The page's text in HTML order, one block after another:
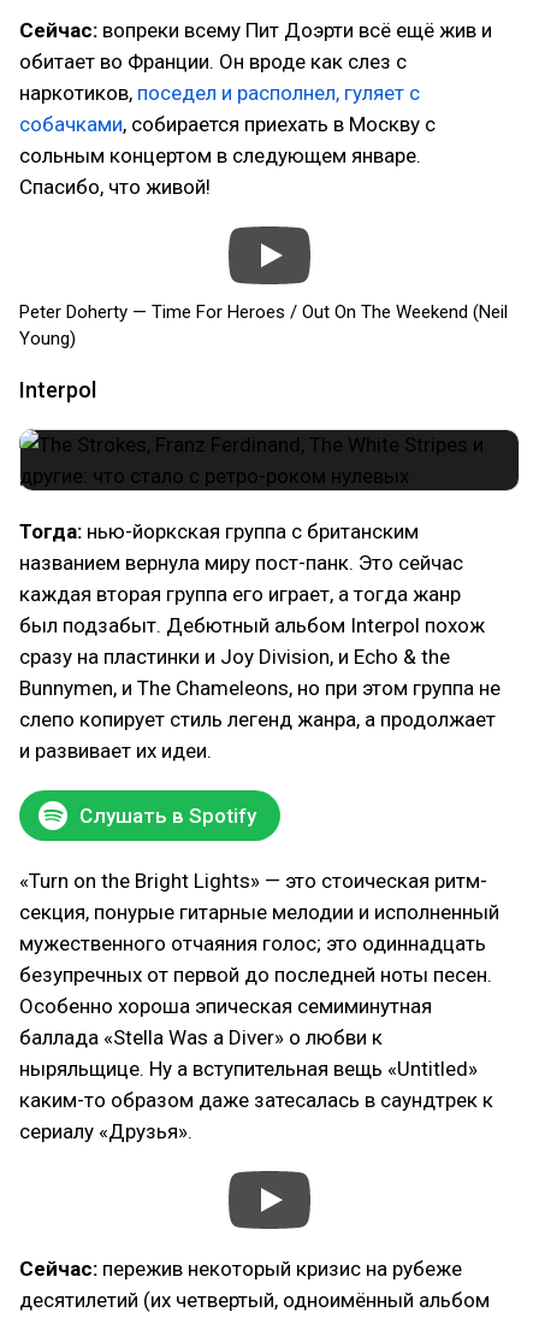
Сейчас: вопреки всему Пит Доэрти всё ещё жив и
обитает во Франции. Он вроде как слез с
наркотиков, поседел и располнел, гуляет с
собачками, собирается приехать в Москву с
сольным концертом в следующем январе.
Спасибо, что живой!
Peter Doherty — Time For Heroes / Out On The Weekend (Neil
Young)
Interpol
Тогда: нью-йоркская группа с британским
названием вернула миру пост-панк. Это сейчас
каждая вторая группа его играет, а тогда жанр
был подзабыт. Дебютный альбом Interpol похож
сразу на пластинки и Joy Division, и Echo & the
Bunnymen, и The Chameleons, но при этом группа не
слепо копирует стиль легенд жанра, а продолжает
и развивает их идеи.
Слушать в Spotify
«Turn on the Bright Lights» — это стоическая ритм-
секция, понурые гитарные мелодии и исполненный
мужественного отчаяния голос; это одиннадцать
безупречных от первой до последней ноты песен.
Особенно хороша эпическая семиминутная
баллада «Stella Was a Diver» о любви к
ныряльщице. Ну а вступительная вещь «Untitled»
каким-то образом даже затесалась в саундтрек к
сериалу «Друзья».
Сейчас: пережив некоторый кризис на рубеже
десятилетий (их четвертый, одноимённый альбом